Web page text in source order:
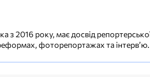
з 2016 року, має досвід
фоторепортажах та інтерв’ю.